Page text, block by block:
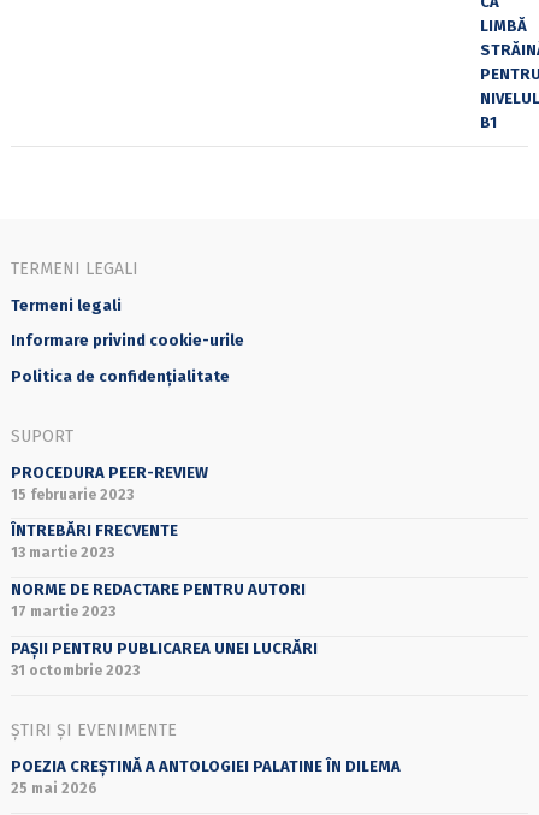
TERMENI LEGALI
Termeni legali
Informare privind cookie-urile
Politica de confidențialitate
SUPORT
PROCEDURA PEER-REVIEW
15 februarie 2023
ÎNTREBĂRI FRECVENTE
13 martie 2023
NORME DE REDACTARE PENTRU AUTORI
17 martie 2023
PAȘII PENTRU PUBLICAREA UNEI LUCRĂRI
31 octombrie 2023
ȘTIRI ȘI EVENIMENTE
POEZIA CREȘTINĂ A ANTOLOGIEI PALATINE ÎN DILEMA
25 mai 2026